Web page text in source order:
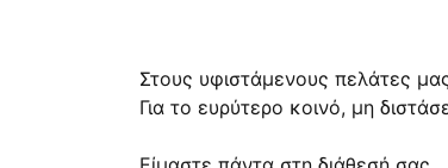
Στους υφιστάμενους πελάτες
Για το ευρύτερο κοινό, μη